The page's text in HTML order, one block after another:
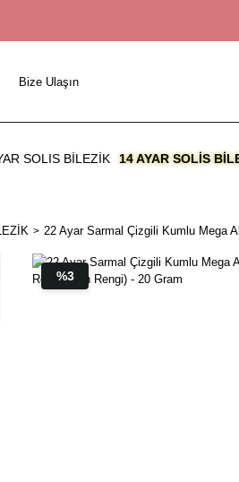
Bize Ulaşın
SOLIS BİLEZİK 14 AYAR SOLIS
22 Ayar Sarmal Çizgili Kumlu Mega
%3